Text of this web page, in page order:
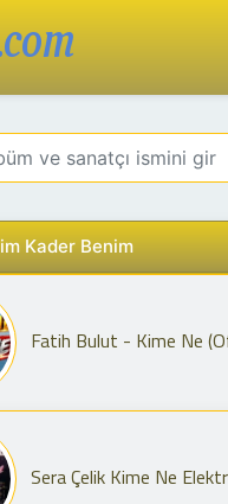
Kader Benim
Fatih Bulut - Kime Ne
Sera Çelik Kime Ne